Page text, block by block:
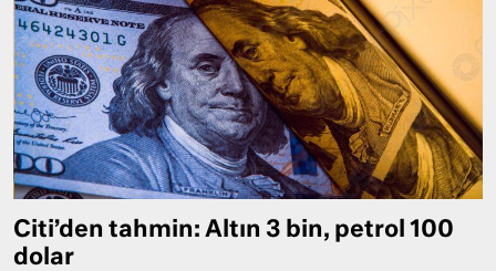
Citi’den tahmin: Altın 3 bin, petrol 100
dolar